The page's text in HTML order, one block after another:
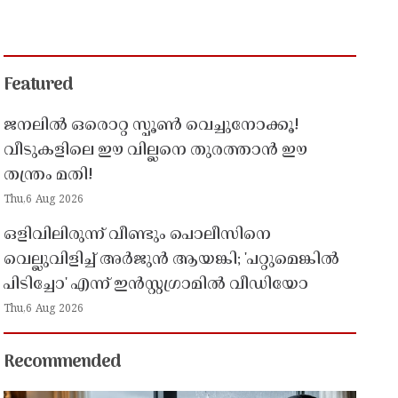
Featured
ജനലിൽ ഒരൊറ്റ സ്പൂൺ വെച്ചുനോക്കൂ!
വീടുകളിലെ ഈ വില്ലനെ തുരത്താൻ ഈ
തന്ത്രം മതി!
Thu,6 Aug 2026
ഒളിവിലിരുന്ന് വീണ്ടും പൊലീസിനെ
വെല്ലുവിളിച്ച് അർജുൻ ആയങ്കി; 'പറ്റുമെങ്കിൽ
പിടിച്ചോ' എന്ന് ഇൻസ്റ്റഗ്രാമിൽ വീഡിയോ
Thu,6 Aug 2026
Recommended